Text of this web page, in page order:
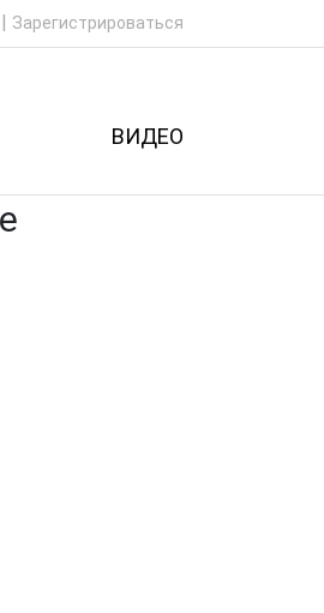
Зарегистрироваться
ВИДЕО